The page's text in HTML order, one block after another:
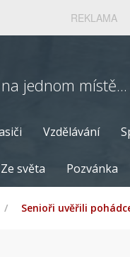
REKLAMA
na jednom místě...
Vzdělávání
Ze světa Pozvánka
/ Senioři uvěřili